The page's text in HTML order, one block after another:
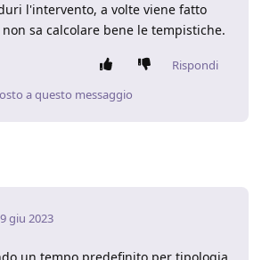
l'intervento, a volte viene fatto
sa calcolare bene le tempistiche.
Rispondi
a questo messaggio
giu 2023